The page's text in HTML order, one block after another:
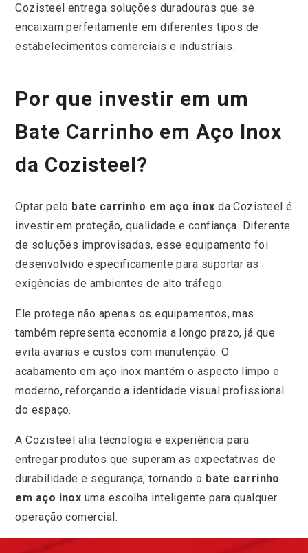
Cozisteel entrega soluções duradouras que se
encaixam perfeitamente em diferentes tipos de
estabelecimentos comerciais e industriais.
Por que investir em um
Bate Carrinho em Aço Inox
da Cozisteel?
Optar pelo bate carrinho em aço inox da Cozisteel é
investir em proteção, qualidade e confiança. Diferente
de soluções improvisadas, esse equipamento foi
desenvolvido especificamente para suportar as
exigências de ambientes de alto tráfego.
Ele protege não apenas os equipamentos, mas
também representa economia a longo prazo, já que
evita avarias e custos com manutenção. O
acabamento em aço inox mantém o aspecto limpo e
moderno, reforçando a identidade visual profissional
do espaço.
A Cozisteel alia tecnologia e experiência para
entregar produtos que superam as expectativas de
durabilidade e segurança, tornando o bate carrinho
em aço inox uma escolha inteligente para qualquer
operação comercial.